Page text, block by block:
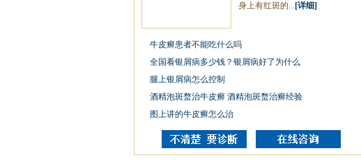
身上有红斑的... [详细]
牛皮癣患者不能吃什么吗
全国看银屑病多少钱？银屑病好了为什么
腿上银屑病怎么控制
酒精泡斑蝥治牛皮癣 酒精泡斑蝥治癣经验
图上讲的牛皮癣怎么治